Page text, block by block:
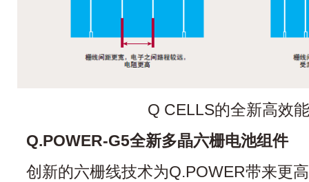
Q CELLS的全新高效
Q.POWER-G5全新多晶六栅电池组件
创新的六栅线技术为Q.POWER带来更